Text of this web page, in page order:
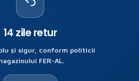
14 zile retur
și sigur, conform politicii
FER-AL.